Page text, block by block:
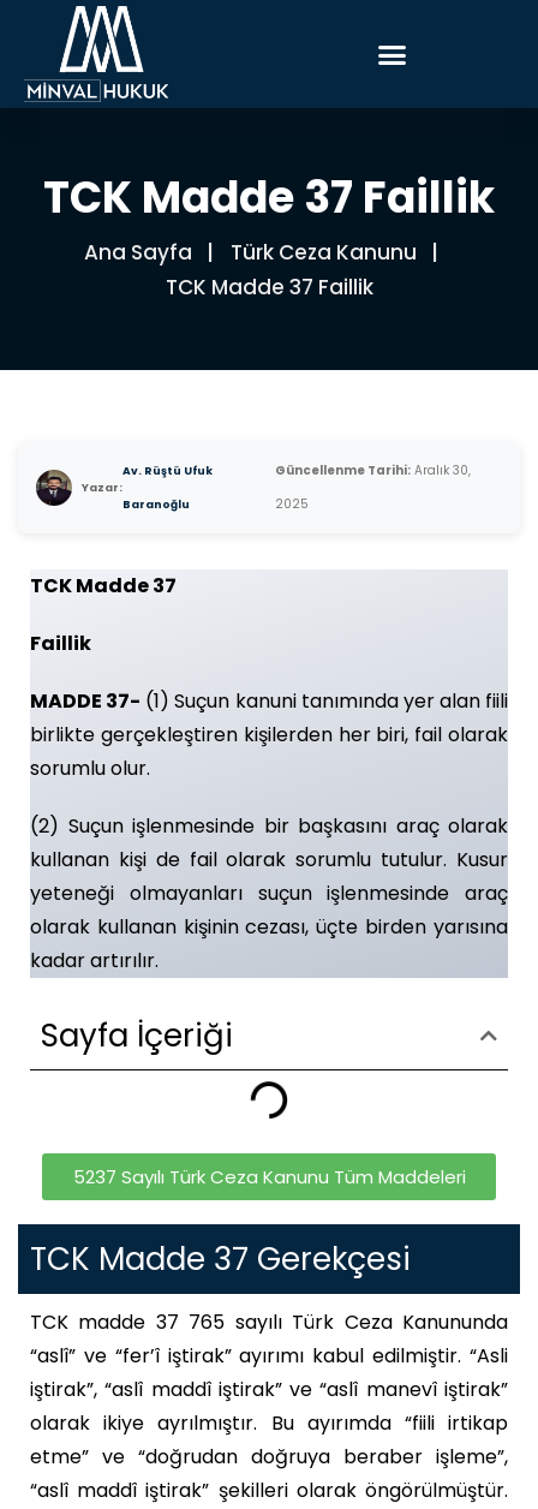
TCK Madde 37 Faillik
Ana Sayfa
Türk Ceza Kanunu
TCK Madde 37 Faillik
Yazar:
Av. Rüştü Ufuk
Baranoğlu
Güncellenme Tarihi: Aralık 30,
2025
TCK Madde 37
Faillik
MADDE 37- (1) Suçun kanuni tanımında yer alan fiili
birlikte gerçekleştiren kişilerden her biri, fail olarak
sorumlu olur.
(2) Suçun işlenmesinde bir başkasını araç olarak
kullanan kişi de fail olarak sorumlu tutulur. Kusur
yeteneği olmayanları suçun işlenmesinde araç
olarak kullanan kişinin cezası, üçte birden yarısına
kadar artırılır.
Sayfa İçeriği
5237 Sayılı Türk Ceza Kanunu Tüm Maddeleri
TCK Madde 37 Gerekçesi
TCK madde 37 765 sayılı Türk Ceza Kanununda
“aslî” ve “fer’î iştirak” ayırımı kabul edilmiştir. “Asli
iştirak”, “aslî maddî iştirak” ve “aslî manevî iştirak”
olarak ikiye ayrılmıştır. Bu ayırımda “fiili irtikap
etme” ve “doğrudan doğruya beraber işleme”,
“aslî maddî iştirak” şekilleri olarak öngörülmüştür.